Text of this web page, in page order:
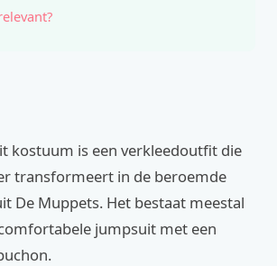
kostuum is een verkleedoutfit die
transformeert in de beroemde
De Muppets. Het bestaat meestal
jumpsuit met een